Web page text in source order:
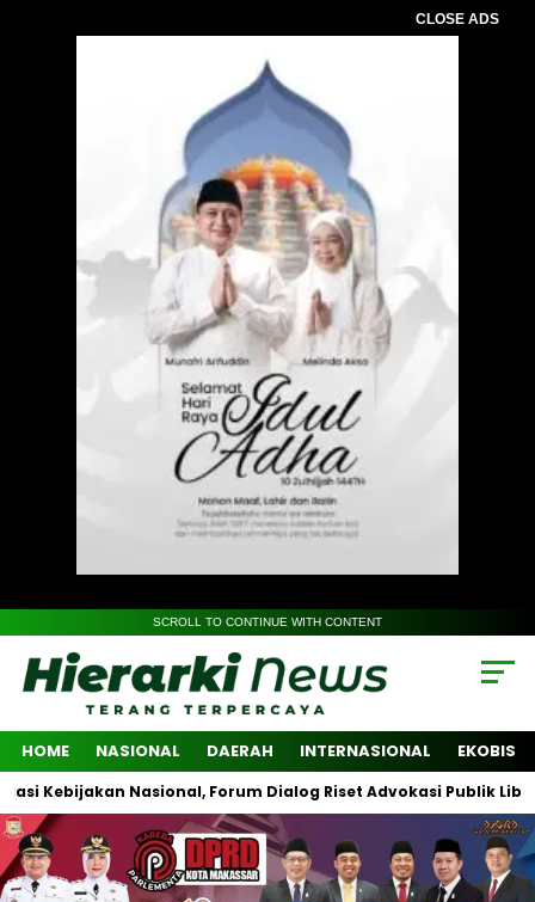
CLOSE ADS
SCROLL TO CONTINUE WITH CONTENT
HOME NASIONAL DAERAH INTERNASIONAL EKOBIS
Nasional, Forum Dialog Riset Advokasi Publik